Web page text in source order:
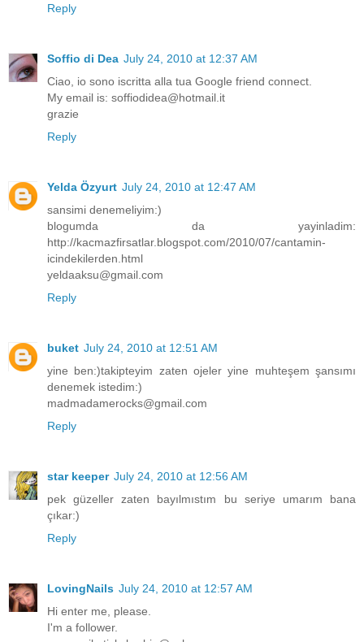
Reply
Soffio di Dea July 24, 2010 at 12:37 AM
Ciao, io sono iscritta alla tua Google friend connect.
My email is: soffiodidea@hotmail.it
grazie
Reply
Yelda Özyurt July 24, 2010 at 12:47 AM
sansimi denemeliyim:)
blogumda da yayinladim:
http://kacmazfirsatlar.blogspot.com/2010/07/cantamin-
icindekilerden.html
yeldaaksu@gmail.com
Reply
buket July 24, 2010 at 12:51 AM
yine ben:)takipteyim zaten ojeler yine muhteşem şansımı
denemek istedim:)
madmadamerocks@gmail.com
Reply
star keeper July 24, 2010 at 12:56 AM
pek güzeller zaten bayılmıstım bu seriye umarım bana
çıkar:)
Reply
LovingNails July 24, 2010 at 12:57 AM
Hi enter me, please.
I'm a follower.